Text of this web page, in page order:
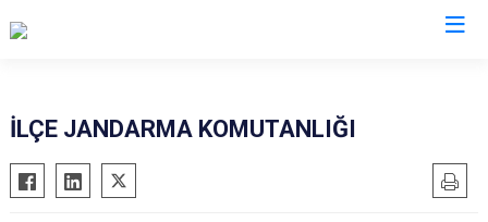
Ayvalık
Balya
İLÇE JANDARMA KOMUTANLIĞI